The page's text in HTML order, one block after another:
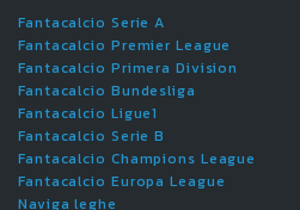
Fantacalcio Serie A
Fantacalcio Premier League
Fantacalcio Primera Division
Fantacalcio Bundesliga
Fantacalcio Ligue1
Fantacalcio Serie B
Fantacalcio Champions League
Fantacalcio Europa League
Naviga leghe